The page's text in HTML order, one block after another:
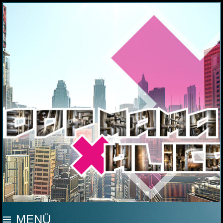
MOOP MAMA
MENÜ